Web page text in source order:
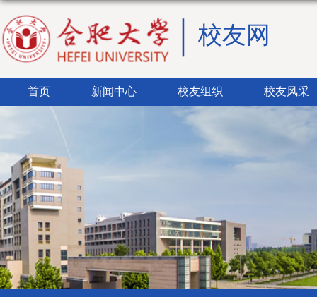
校友网
首页 新闻中心 校友组织 校友风采